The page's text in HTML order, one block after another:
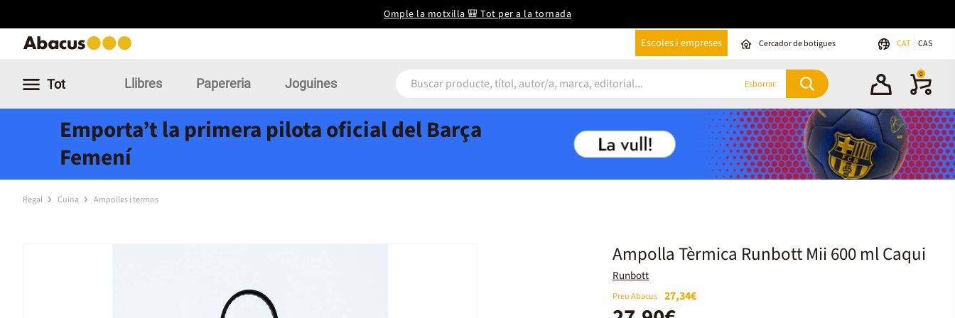
Omple la motxilla 🎒 Tot per a la tornada
Escoles i empreses Cercador de botigues CAT CAS
Tot Llibres Papereria Joguines Esborrar
0
Emporta’t la primera pilota oficial del Barça
Femení
Regal Cuina Ampolles i termos
Ampolla Tèrmica Runbott Mii 600 ml Caqui
Runbott
Preu Abacus 27,34€